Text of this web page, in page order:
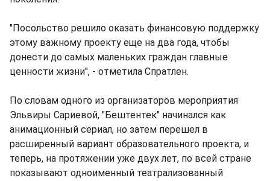
"Посольство решило оказать финансовую поддержку
этому важному проекту еще на два года, чтобы
донести до самых маленьких граждан главные
ценности жизни", - отметила Спратлен.
По словам одного из организаторов мероприятия
Эльвиры Сариевой, "Бештентек" начинался как
анимационный сериал, но затем перешел в
расширенный вариант образовательного проекта, и
теперь, на протяжении уже двух лет, по всей стране
показывают одноименный театрализованный